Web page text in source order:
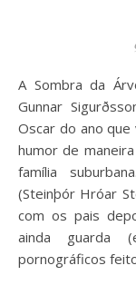
A Sombra da Árvore (Undir trénu, 2017), de Hafsteinn
Gunnar
Oscar do ano
humor de
família
(Steinþór Hróar
com os pais
ainda guarda
pornográficos